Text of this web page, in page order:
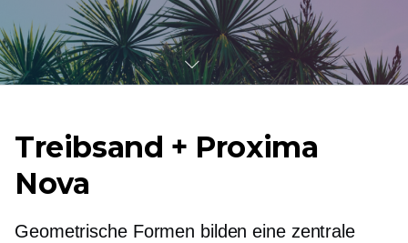
Treibsand + Proxima
Nova
Geometrische Formen bilden eine zentrale